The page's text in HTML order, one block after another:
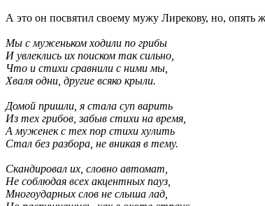
А это он посвятил своему мужу Лирекову, но, опять
Мы с муженьком ходили по грибы
И увлеклись их поиском так сильно,
Что и стихи сравнили с ними мы,
Хваля одни, другие всяко крыли.
Домой пришли, я стала суп варить
Из тех грибов, забыв стихи на время,
А муженек с тех пор стихи хулить
Стал без разбора, не вникая в тему.
Скандировал их, словно автомат,
Не соблюдая всех акцентных пауз,
Многоударных слов не слыша лад,